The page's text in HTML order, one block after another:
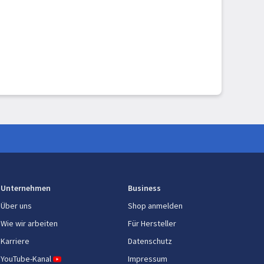
Unternehmen
Über uns
Wie wir arbeiten
Karriere
YouTube-Kanal
Business
Shop anmelden
Für Hersteller
Datenschutz
Impressum